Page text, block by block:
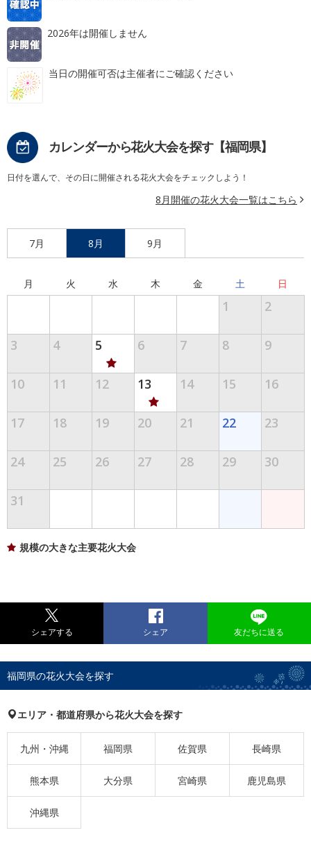
2026年は開催しません
当日の開催可否は主催者にご確認ください
カレンダーから花火大会を探す【福岡県】
日付を選んで、その日に開催される花火大会をチェックしよう！
8月開催の花火大会一覧はこちら
7月 8月 9月
月 火 水 木 金 土 日
1 2
3 4 5 6 7 8 9
10 11 12 13 14 15 16
17 18 19 20 21 22 23
24 25 26 27 28 29 30
31
規模の大きな主要花火大会
シェアする シェア 友だちに送る
福岡県の花火大会を探す
エリア・都道府県から花火大会を探す
九州・沖縄 福岡県 佐賀県 長崎県
熊本県 大分県 宮崎県 鹿児島県
沖縄県